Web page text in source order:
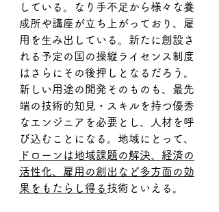
している。なり手不足から様々な養
成所や講座が立ち上がっており、雇
用を生み出している。新たに創設さ
れる予定の国の操縦ライセンス制度
はさらにその後押しとなるだろう。
新しい用途の開発そのものも、最先
端の技術的知見・スキルを持つ優秀
なエンジニアを必要とし、人材を呼
び込むことになる。地域にとって、
ドローンは地域課題の解決、経済の
活性化、雇用の創出など多方面の効
果をもたらし得る 技術といえる。